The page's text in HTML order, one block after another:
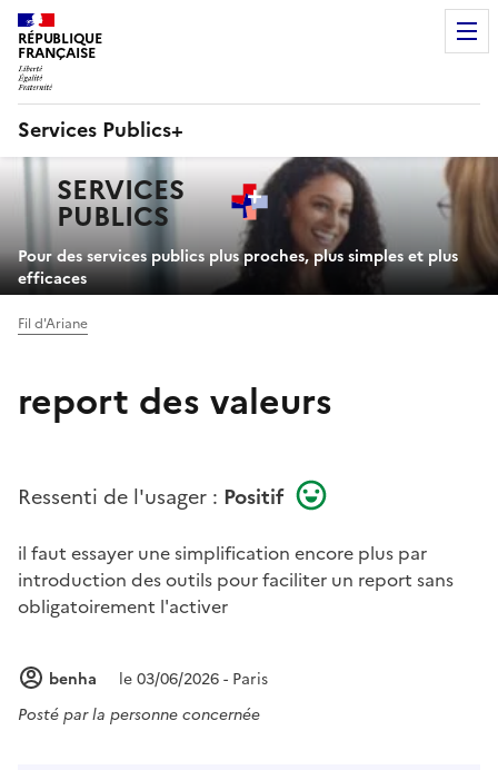
RÉPUBLIQUE
FRANÇAISE
Services Publics+
principaleSERVICES
PUBLICS+
Pour des services publics plus proches, plus simples et plus
efficaces
Fil d'Ariane
report des valeurs
Ressenti de l'usager : Positif
il faut essayer une simplification encore plus par
introduction des outils pour faciliter un report sans
obligatoirement l'activer
benha
le 03/06/2026 - Paris
Posté parla personne concernée